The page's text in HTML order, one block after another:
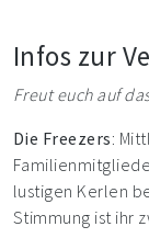
Infos zur
Freut euch auf
Die Freezers:
lustigen Kerlen
Stimmung ist ihr